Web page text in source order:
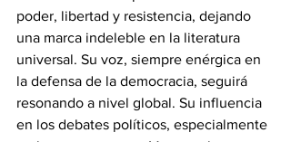
poder, libertad y resistencia, dejando
una marca indeleble en la literatura
universal. Su voz, siempre enérgica en
la defensa de la democracia, seguirá
resonando a nivel global. Su influencia
en los debates políticos, especialmente